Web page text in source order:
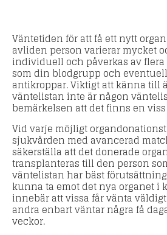
Väntetiden för att få ett nytt
avliden person varierar mycket
individuell och påverkas av
som din blodgrupp och
antikroppar. Viktigt att känna till
väntelistan inte är någon
bemärkelsen att det finns en
Vid varje möjligt
sjukvården med avancerad
säkerställa att det donerade
transplanteras till den person
väntelistan har bäst
kunna ta emot det nya organet i
innebär att vissa får vänta
andra enbart väntar några få
veckor.